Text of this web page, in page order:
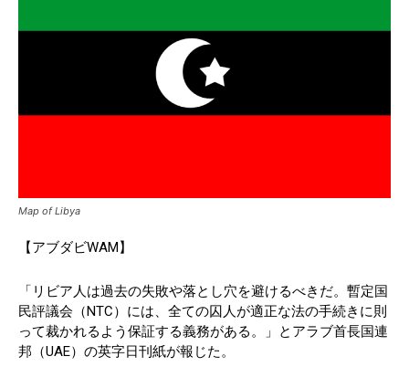
Map of Libya
【アブダビWAM】
「リビア人は過去の失敗や落とし穴を避けるべきだ。暫定国
民評議会（NTC）には、全ての囚人が適正な法の手続きに則
って裁かれるよう保証する義務がある。」とアラブ首長国連
邦（UAE）の英字日刊紙が報じた。